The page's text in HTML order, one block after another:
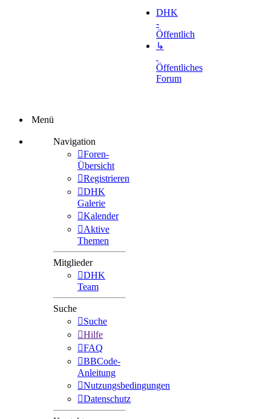
DHK
-
Öffentlich
↳
Öffentliches
Forum
Menü
Navigation
Foren-
Übersicht
Registrieren
DHK
Galerie
Kalender
Aktive
Themen
Mitglieder
DHK
Team
Suche
Suche
Hilfe
FAQ
BBCode-
Anleitung
Nutzungsbedingungen
Datenschutz